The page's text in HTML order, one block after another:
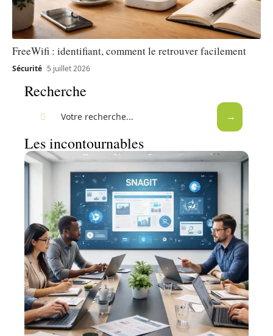
FreeWifi : identifiant, comment le retrouver facilement
Sécurité 5 juillet 2026
Recherche
Les incontournables